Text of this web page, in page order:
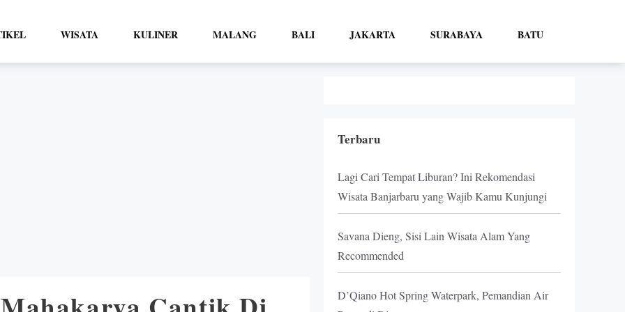
WISATA KULINER MALANG BALI JAKARTA SURABAYA BATU
Terbaru
Lagi Cari Tempat Liburan? Ini Rekomendasi
Wisata Banjarbaru yang Wajib Kamu Kunjungi
Savana Dieng, Sisi Lain Wisata Alam Yang
Recommended
D’Qiano Hot Spring Waterpark, Pemandian Air